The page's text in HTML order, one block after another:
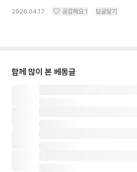
2026.04.17 공감해요 1 답글달기
함께 많이 본 베동글